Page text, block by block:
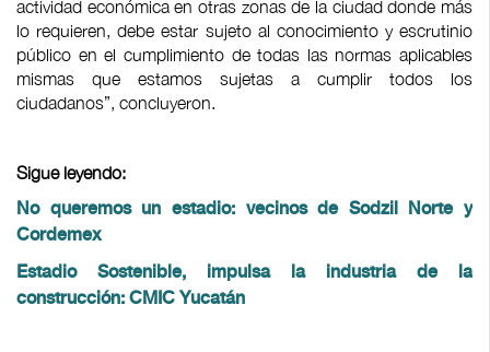
actividad económica en otras zonas de la ciudad donde más
lo requieren, debe estar sujeto al conocimiento y escrutinio
público en el cumplimiento de todas las normas aplicables
mismas que estamos sujetas a cumplir todos los
ciudadanos”, concluyeron.
Sigue leyendo:
No queremos un estadio: vecinos de Sodzil Norte y
Cordemex
Estadio Sostenible, impulsa la industria de la
construcción: CMIC Yucatán